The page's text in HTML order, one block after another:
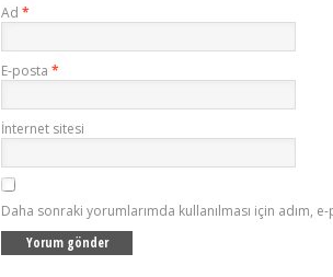
Ad *
E-posta *
İnternet sitesi
Daha sonraki yorumlarımda kullanılması için adım,